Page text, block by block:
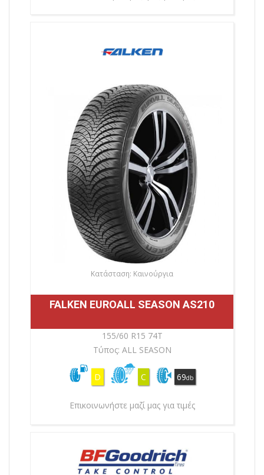
Κατάσταση: Καινούργια
FALKEN EUROALL SEASON AS210
155/60 R15 74T
Τύπος: ALL SEASON
D C 69db
Επικοινωνήστε μαζί μας για τιμές